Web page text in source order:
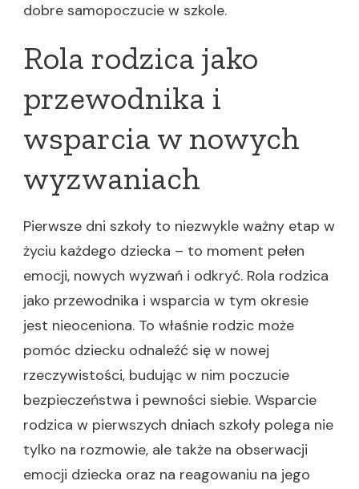
dobre samopoczucie w szkole.
Rola rodzica jako
przewodnika i
wsparcia w nowych
wyzwaniach
Pierwsze dni szkoły to niezwykle ważny etap w
życiu każdego dziecka – to moment pełen
emocji, nowych wyzwań i odkryć. Rola rodzica
jako przewodnika i wsparcia w tym okresie
jest nieoceniona. To właśnie rodzic może
pomóc dziecku odnaleźć się w nowej
rzeczywistości, budując w nim poczucie
bezpieczeństwa i pewności siebie. Wsparcie
rodzica w pierwszych dniach szkoły polega nie
tylko na rozmowie, ale także na obserwacji
emocji dziecka oraz na reagowaniu na jego